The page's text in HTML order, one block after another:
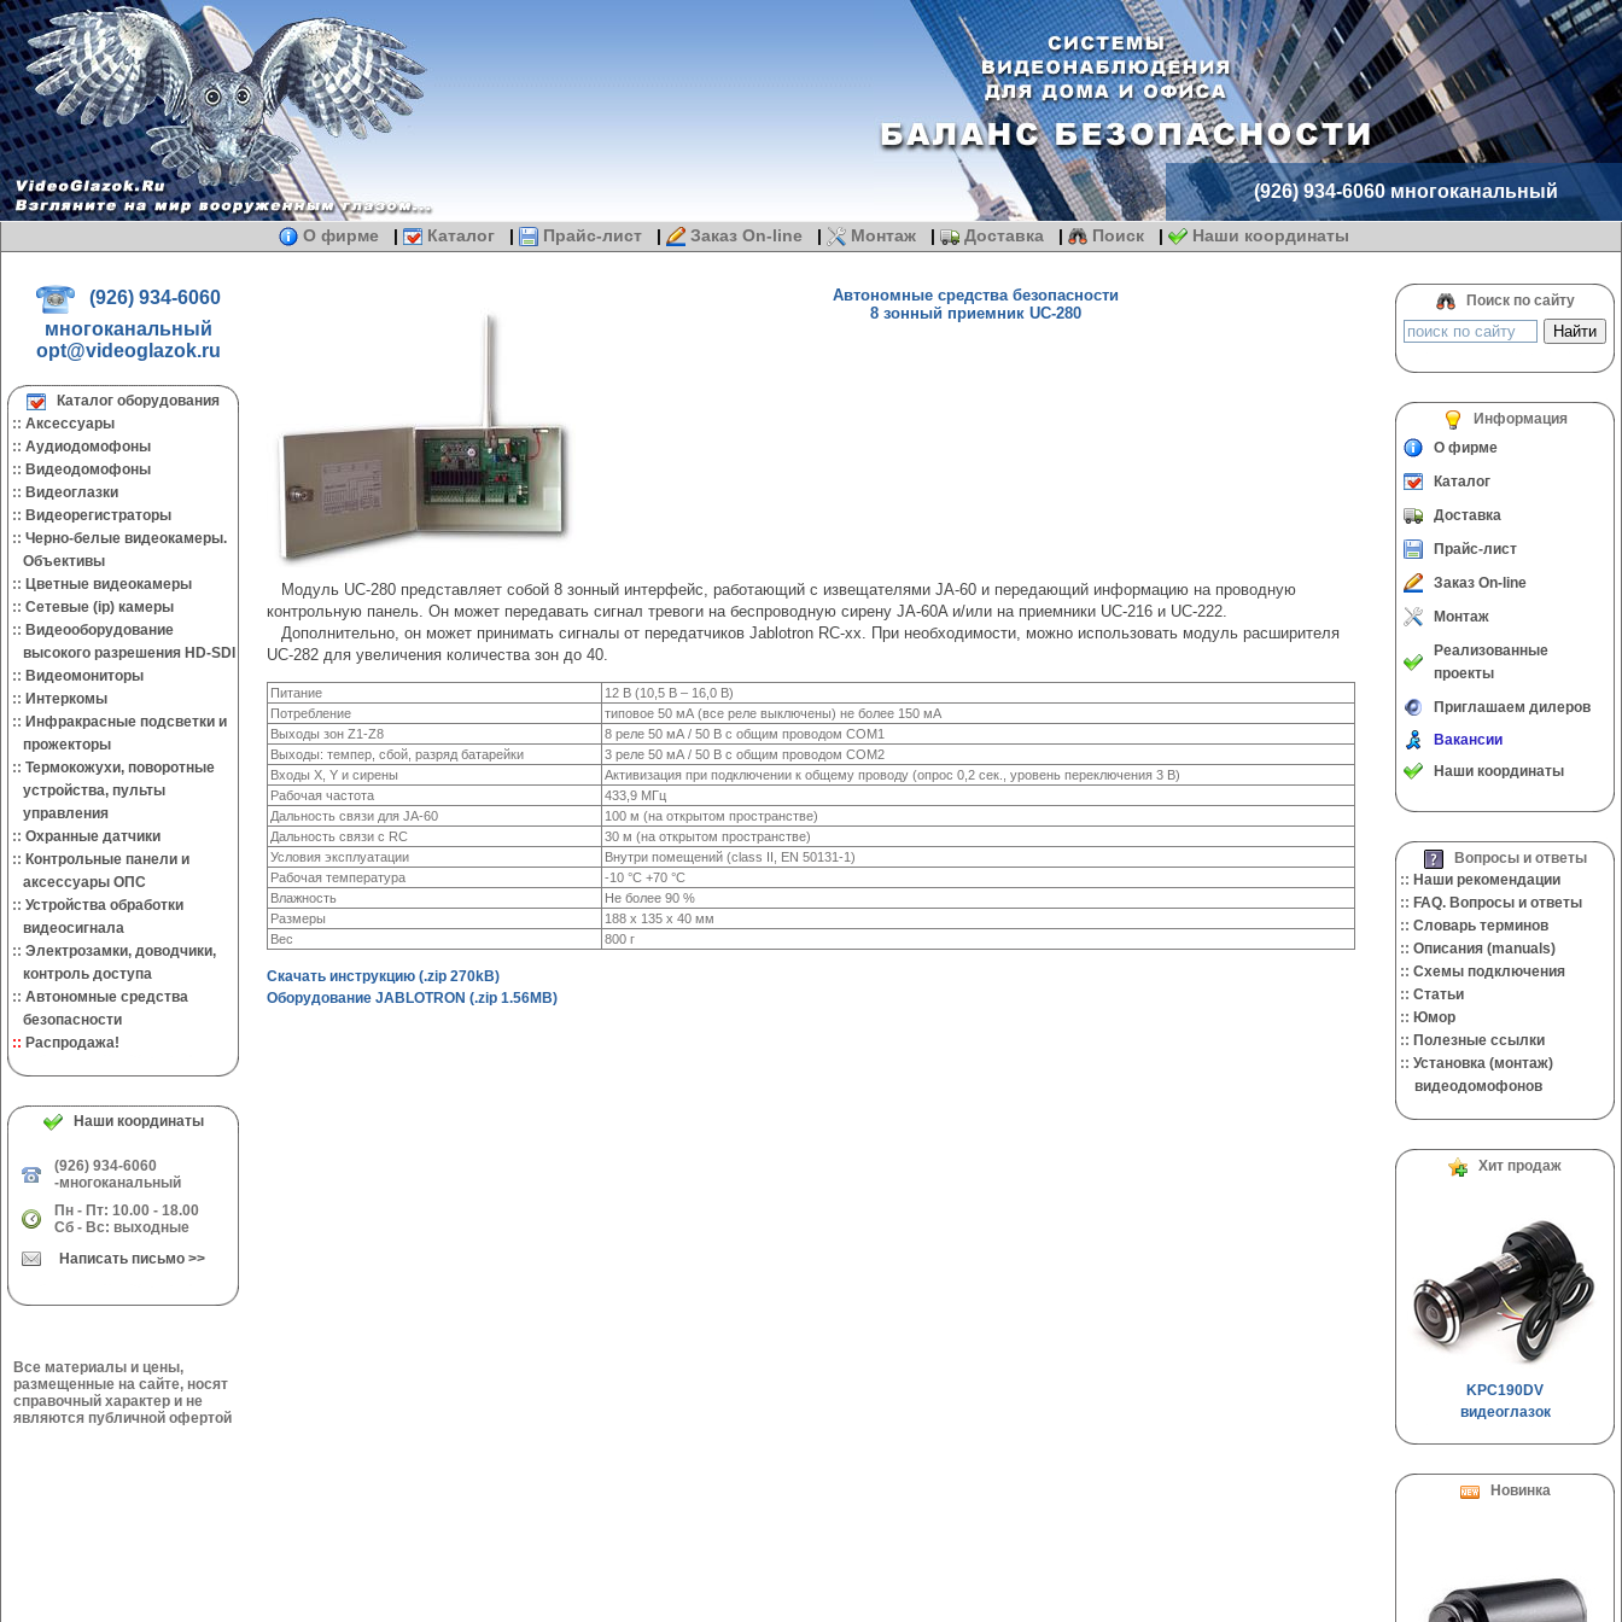
(926) 934-6060 многоканальный
О фирме | Каталог | Прайс-лист | Заказ On-line | Монтаж | Доставка | Поиск | Наши координаты
(926) 934-6060
многоканальный
opt@videoglazok.ru
Каталог оборудования
:: Аксессуары
:: Аудиодомофоны
:: Видеодомофоны
:: Видеоглазки
:: Видеорегистраторы
:: Черно-белые видеокамеры.
Объективы
:: Цветные видеокамеры
:: Сетевые (ip) камеры
:: Видеооборудование
высокого разрешения HD-SDI
:: Видеомониторы
:: Интеркомы
:: Инфракрасные подсветки и
прожекторы
:: Термокожухи, поворотные
устройства, пульты
управления
:: Охранные датчики
:: Контрольные панели и
аксессуары ОПС
:: Устройства обработки
видеосигнала
:: Электрозамки, доводчики,
контроль доступа
:: Автономные средства
безопасности
:: Распродажа!
Наши координаты
(926) 934-6060
-многоканальный
Пн - Пт: 10.00 - 18.00
Сб - Вс: выходные
Написать письмо >>
Все материалы и цены,
размещенные на сайте, носят
справочный характер и не
являются публичной офертой
Автономные средства безопасности
8 зонный приемник UC-280
Модуль UC-280 представляет собой 8 зонный интерфейс, работающий с извещателями JA-60 и передающий информацию на проводную
контрольную панель. Он может передавать сигнал тревоги на беспроводную сирену JA-60A и/или на приемники UC-216 и UC-222.
Дополнительно, он может принимать сигналы от передатчиков Jablotron RC-xx. При необходимости, можно использовать модуль расширителя
UC-282 для увеличения количества зон до 40.
Питание
12 В (10,5 В – 16,0 В)
Потребление
типовое 50 мА (все реле выключены) не более 150 мА
Выходы зон Z1-Z8
8 реле 50 мА / 50 В с общим проводом COM1
Выходы: темпер, сбой, разряд батарейки
3 реле 50 мА / 50 В с общим проводом COM2
Входы X, Y и сирены
Активизация при подключении к общему проводу (опрос 0,2 сек., уровень переключения 3 В)
Рабочая частота
433,9 МГц
Дальность связи для JA-60
100 м (на открытом пространстве)
Дальность связи с RC
30 м (на открытом пространстве)
Условия эксплуатации
Внутри помещений (class II, EN 50131-1)
Рабочая температура
-10 °C +70 °C
Влажность
Не более 90 %
Размеры
188 x 135 x 40 мм
Вес
800 г
Скачать инструкцию (.zip 270kB)
Оборудование JABLOTRON (.zip 1.56MB)
Поиск по сайту
Информация
О фирме
Каталог
Доставка
Прайс-лист
Заказ On-line
Монтаж
Реализованные
проекты
Приглашаем дилеров
Вакансии
Наши координаты
Вопросы и ответы
:: Наши рекомендации
:: FAQ. Вопросы и ответы
:: Словарь терминов
:: Описания (manuals)
:: Cхемы подключения
:: Cтатьи
:: Юмор
:: Полезные ссылки
:: Установка (монтаж)
видеодомофонов
Хит продаж
KPC190DV
видеоглазок
Новинка